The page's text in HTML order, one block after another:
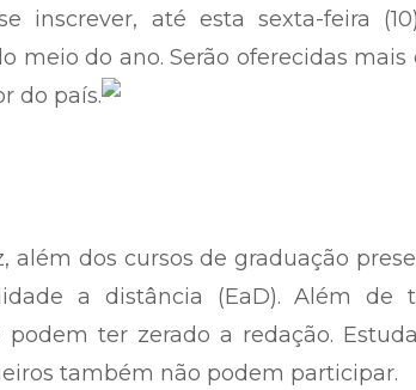
inscrever, até esta sexta-feira
meio do ano. Serão oferecidas
do país.
além dos cursos de graduação
a distância (EaD). Além de
podem ter zerado a redação.
também não podem participar.